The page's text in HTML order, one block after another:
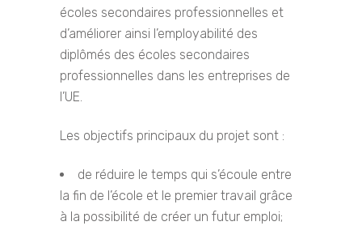
écoles secondaires professionnelles et
d’améliorer ainsi l’employabilité des
diplômés des écoles secondaires
professionnelles dans les entreprises de
l’UE.
Les objectifs principaux du projet sont :
de réduire le temps qui s’écoule entre
la fin de l’école et le premier travail grâce
à la possibilité de créer un futur emploi;